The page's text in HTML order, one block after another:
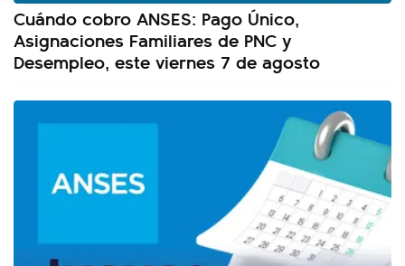
Cuándo cobro ANSES: Pago Único,
Asignaciones Familiares de PNC y
Desempleo, este viernes 7 de agosto